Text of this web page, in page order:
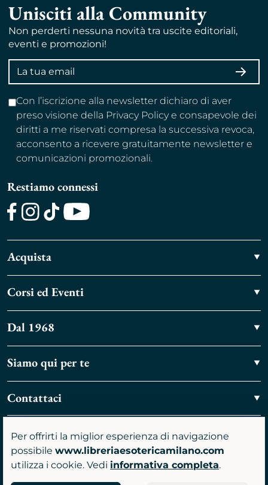
Unisciti alla Community
Non perderti nessuna novità tra uscite editoriali,
eventi e promozioni!
Indirizzo
email
Con l’iscrizione alla newsletter dichiaro di aver
preso visione della Privacy Policy e consapevole dei
diritti a me riservati compresa la successiva revoca,
acconsento a ricevere gratuitamente newsletter e
comunicazioni promozionali.
Restiamo connessi
Acquista
Corsi ed Eventi
Dal 1968
Siamo qui per te
Contattaci
Vieni a trovarci
Per offrirti la miglior esperienza di navigazione
possibile www.libreriaesotericamilano.com
utilizza i cookie. Vedi informativa completa.